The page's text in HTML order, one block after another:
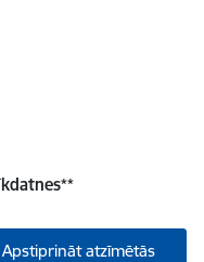
**
Apstiprināt atzīmētās